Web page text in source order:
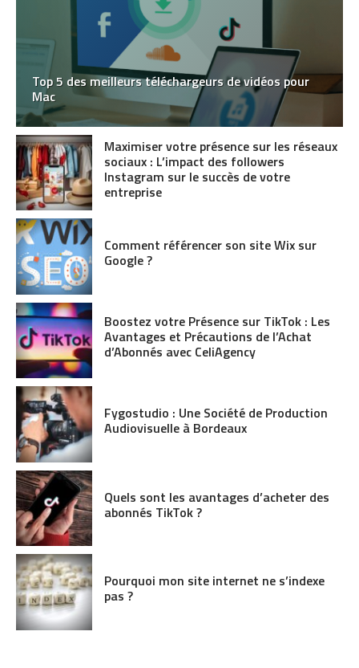
Top 5 des meilleurs téléchargeurs de vidéos pour
Mac
Maximiser votre présence sur les réseaux
sociaux : L’impact des followers
Instagram sur le succès de votre
entreprise
Comment référencer son site Wix sur
Google ?
Boostez votre Présence sur TikTok : Les
Avantages et Précautions de l’Achat
d’Abonnés avec CeliAgency
Fygostudio : Une Société de Production
Audiovisuelle à Bordeaux
Quels sont les avantages d’acheter des
abonnés TikTok ?
Pourquoi mon site internet ne s’indexe
pas ?